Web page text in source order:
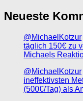
Neueste
@MichaelKotzur
täglich 150€ zu
Michaels
@MichaelKotzur
ineffektivsten
(500€/Tag) als